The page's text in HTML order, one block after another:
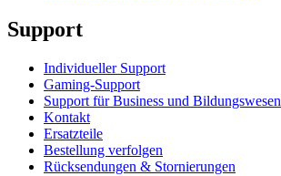
Support
Individueller Support
Gaming-Support
Support für Business und Bildungswesen
Kontakt
Ersatzteile
Bestellung verfolgen
Rücksendungen & Stornierungen